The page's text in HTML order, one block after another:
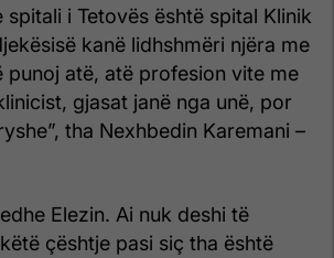
spitali i Tetovës është spital Klinik
kanë lidhshmëri njëra me
punoj atë, atë profesion vite me
gjasat janë nga unë, por
tha Nexhbedin Karemani –
Elezin. Ai nuk deshi të
çështje pasi siç tha është